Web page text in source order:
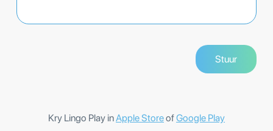
Kry Lingo Play inApple StoreofGoogle Play